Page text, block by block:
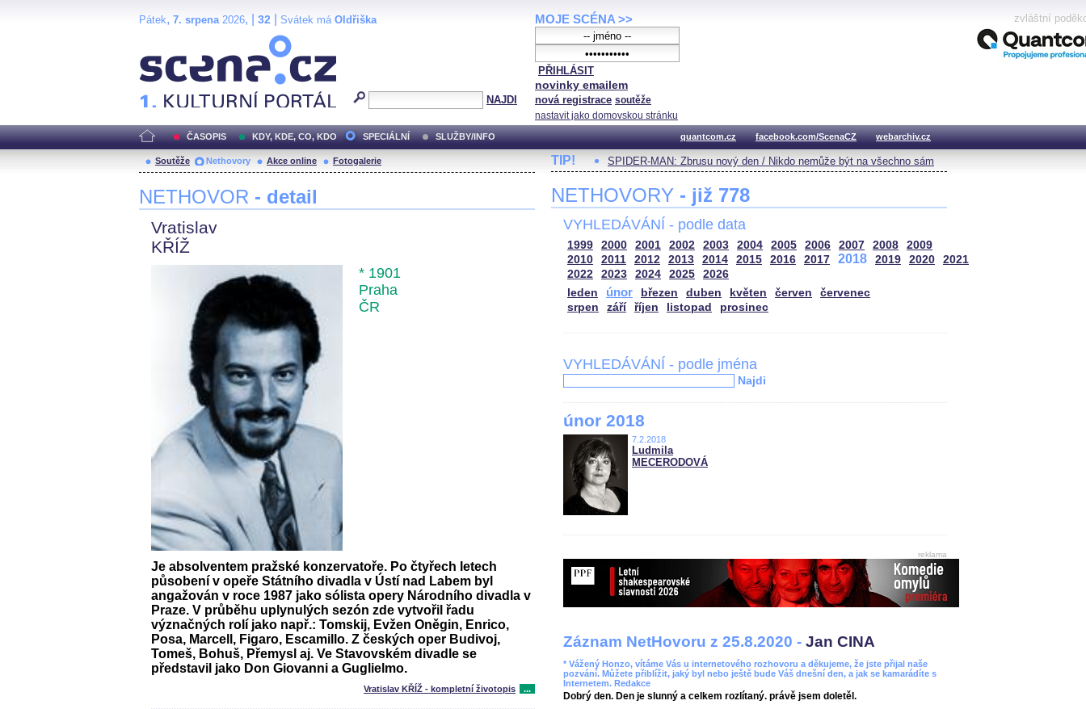
Pátek, 7. srpena2026, | 32 Svátek má Oldřiška
NAJDI
MOJE SCÉNA >>
PŘIHLÁSIT
novinky emailem
nová registrace soutěže
nastavit jako domovskou stránku
zvláštní
ČASOPIS KDY, KDE, CO, KDO SPECIÁLNÍ SLUŽBY/INFO quantcom.cz facebook.com/ScenaCZ webarchiv.cz
Soutěže Nethovory Akce online Fotogalerie
NETHOVOR - detail
Vratislav
KŘÍŽ
* 1901
Praha
ČR
Je absolventem pražské konzervatoře. Po čtyřech letech
působení v opeře Státního divadla v Ústí nad Labem byl
angažován v roce 1987 jako sólista opery Národního divadla v
Praze. V průběhu uplynulých sezón zde vytvořil řadu
význačných rolí jako např.: Tomskij, Evžen Oněgin, Enrico,
Posa, Marcell, Figaro, Escamillo. Z českých oper Budivoj,
Tomeš, Bohuš, Přemysl aj. Ve Stavovském divadle se
představil jako Don Giovanni a Guglielmo.
Vratislav KŘÍŽ - kompletní životopis ...
TIP! SPIDER-MAN: Zbrusu nový den / Nikdo nemůže být na všechno sám
NETHOVORY - již 778
VYHLEDÁVÁNÍ - podle data
1999 2000 2001 2002 2003 2004 2005 2006 2007 2008
2009
2010
2011 2012 2013 2014 2015 2016 2017 2018 2019 2020
2021
2022
2023 2024 2025
2026
leden
únor březen duben květen červen
červenec
srpen
září říjen listopad prosinec
VYHLEDÁVÁNÍ - podle jména
Najdi
únor 2018
7.2.2018
Ludmila
MECERODOVÁ
reklama
Záznam NetHovoru z 25.8.2020 - Jan CINA
* Vážený Honzo, vítáme Vás u internetového rozhovoru a děkujeme, že jste přijal naše
pozvání. Můžete přiblížit, jaký byl nebo ještě bude Váš dnešní den, a jak se kamarádíte s
Internetem. Redakce
Dobrý den. Den je slunný a celkem rozlítaný. právě jsem doletěl.